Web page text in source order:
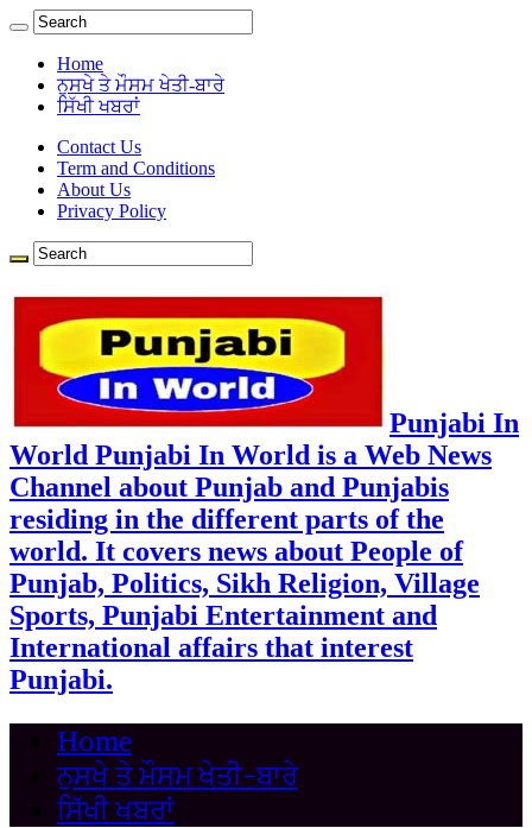
Home
ਨੁਸਖੇ ਤੇ ਮੌਸਮ ਖੇਤੀ-ਬਾਰੇ
ਸਿੱਖੀ ਖਬਰਾਂ
Contact Us
Term and Conditions
About Us
Privacy Policy
Punjabi In
World Punjabi In World is a Web News
Channel about Punjab and Punjabis
residing in the different parts of the
world. It covers news about People of
Punjab, Politics, Sikh Religion, Village
Sports, Punjabi Entertainment and
International affairs that interest
Punjabi.
Home
ਨੁਸਖੇ ਤੇ ਮੌਸਮ ਖੇਤੀ-ਬਾਰੇ
ਸਿੱਖੀ ਖਬਰਾਂ